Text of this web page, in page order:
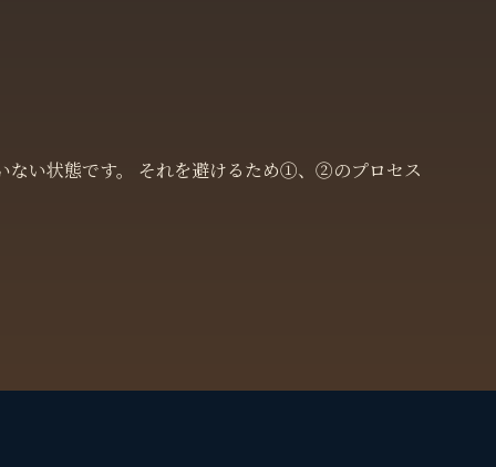
ない状態です。 それを避けるため①、②のプロセス